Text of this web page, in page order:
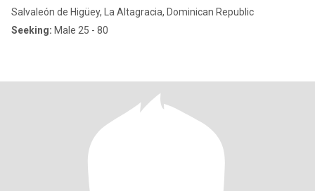
Salvaleón de Higüey, La Altagracia, Dominican Republic
Seeking: Male 25 - 80